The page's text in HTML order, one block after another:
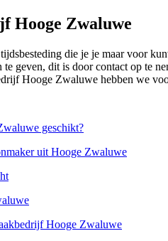
Hooge Zwaluwe
die je je maar voor
te geven, dit is door contact op te
Hooge Zwaluwe hebben we
geschikt?
uit Hooge Zwaluwe
Hooge Zwaluwe